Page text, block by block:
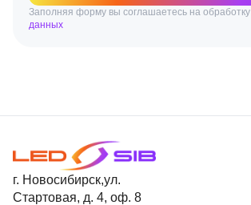
Заполняя форму вы соглашаетесь на обработку
данных
г. Новосибирск,ул.
Стартовая, д. 4, оф. 8